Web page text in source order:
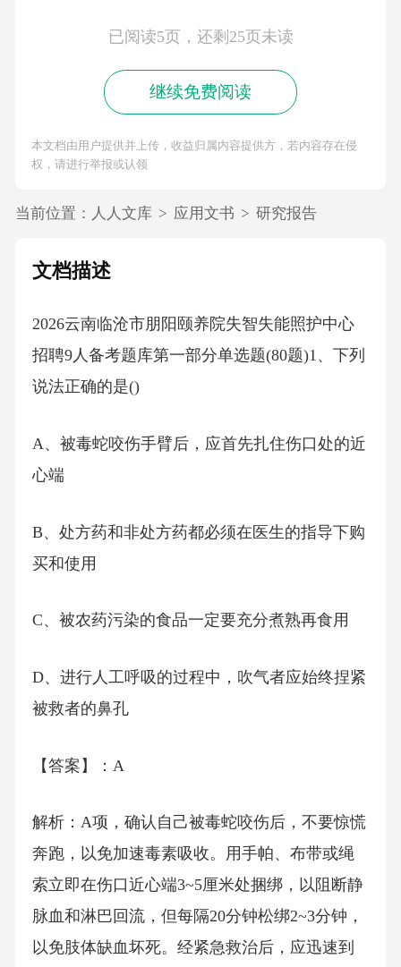
已阅读5页，还剩25页未读
继续免费阅读
本文档由用户提供并上传，收益归属内容提供方，若内容存在侵
权，请进行举报或认领
当前位置： 人人文库 > 应用文书 > 研究报告
文档描述
2026云南临沧市朋阳颐养院失智失能照护中心
招聘9人备考题库第一部分单选题(80题)1、下列
说法正确的是()
A、被毒蛇咬伤手臂后，应首先扎住伤口处的近
心端
B、处方药和非处方药都必须在医生的指导下购
买和使用
C、被农药污染的食品一定要充分煮熟再食用
D、进行人工呼吸的过程中，吹气者应始终捏紧
被救者的鼻孔
【答案】：A
解析：A项，确认自己被毒蛇咬伤后，不要惊慌
奔跑，以免加速毒素吸收。用手帕、布带或绳
索立即在伤口近心端3~5厘米处捆绑，以阻断静
脉血和淋巴回流，但每隔20分钟松绑2~3分钟，
以免肢体缺血坏死。经紧急救治后，应迅速到